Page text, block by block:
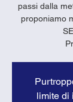
passi dalla
proponiamo
limite di